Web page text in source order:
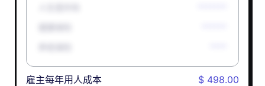
雇主每年用人成本 $ 498.00